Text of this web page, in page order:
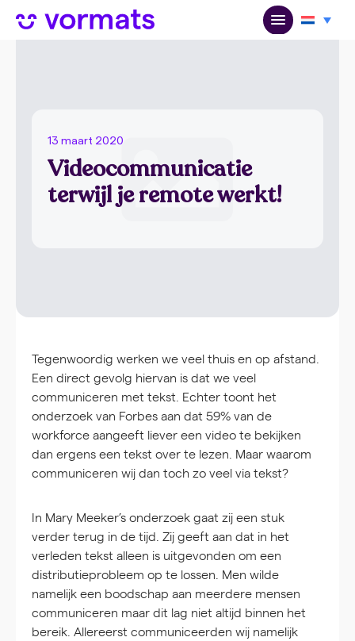
13 maart 2020
Videocommunicatie
terwijl je remote werkt!
Tegenwoordig werken we veel thuis en op afstand.
Een direct gevolg hiervan is dat we veel
communiceren met tekst. Echter toont het
onderzoek van Forbes aan dat 59% van de
workforce aangeeft liever een video te bekijken
dan ergens een tekst over te lezen. Maar waarom
communiceren wij dan toch zo veel via tekst?
In Mary Meeker’s onderzoek gaat zij een stuk
verder terug in de tijd. Zij geeft aan dat in het
verleden tekst alleen is uitgevonden om een
distributieprobleem op te lossen. Men wilde
namelijk een boodschap aan meerdere mensen
communiceren maar dit lag niet altijd binnen het
bereik. Allereerst communiceerden wij namelijk